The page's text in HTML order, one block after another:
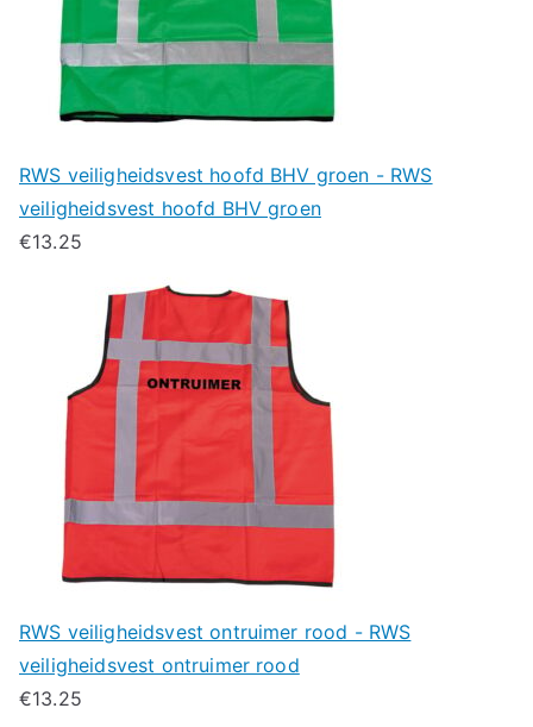
RWS veiligheidsvest hoofd BHV groen - RWS
veiligheidsvest hoofd BHV groen
€13.25
RWS veiligheidsvest ontruimer rood - RWS
veiligheidsvest ontruimer rood
€13.25